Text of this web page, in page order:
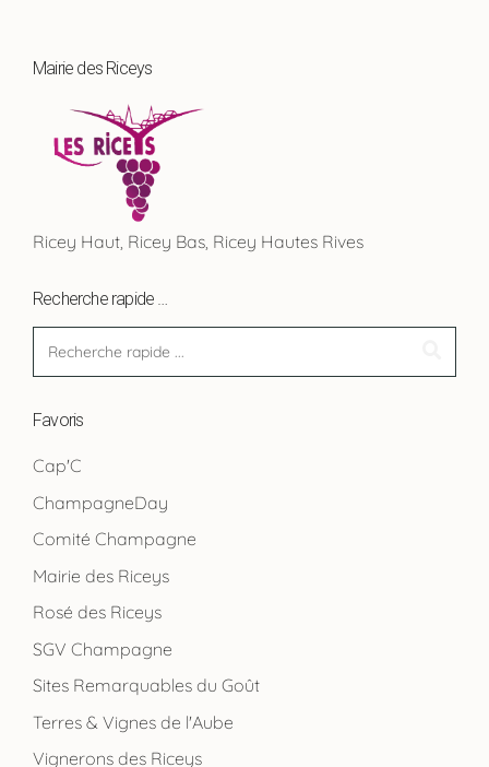
Mairie des Riceys
Ricey Haut, Ricey Bas, Ricey Hautes Rives
Recherche rapide …
Favoris
Cap'C
ChampagneDay
Comité Champagne
Mairie des Riceys
Rosé des Riceys
SGV Champagne
Sites Remarquables du Goût
Terres & Vignes de l'Aube
Vignerons des Riceys